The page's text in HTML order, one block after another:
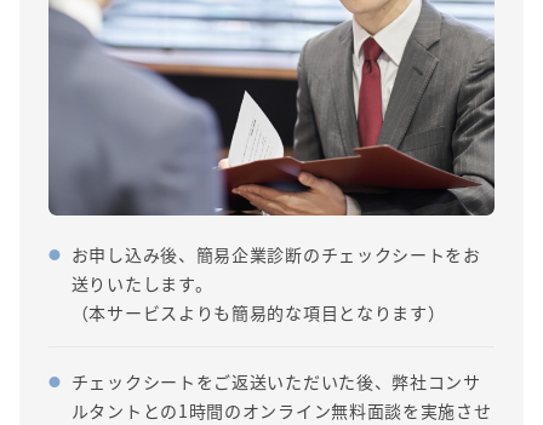
お申し込み後、簡易企業診断のチェックシートをお
送りいたします。
（本サービスよりも簡易的な項目となります）
チェックシートをご返送いただいた後、弊社コンサ
ルタントとの1時間のオンライン無料面談を実施させ